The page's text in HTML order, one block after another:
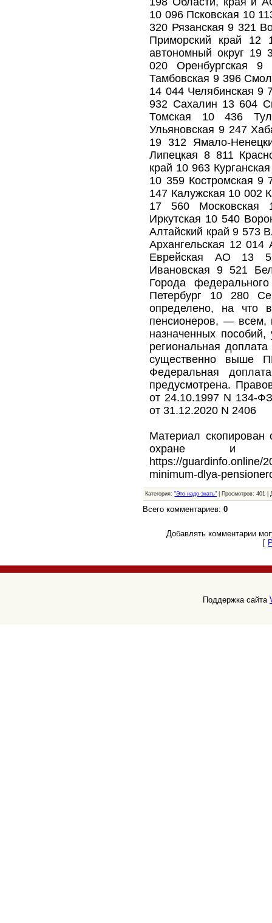
10 096 Псковская 10
320 Рязанская 9 321
Приморский край 12
автономный округ 19
020 Оренбургская 9
Тамбовская 9 396
14 044 Челябинская 9
932 Сахалин 13 604
Томская 10 436
Ульяновская 9 247
19 312 Ямало-
Липецкая 8 811
край 10 963
10 359 Костромская 9
147 Калужская 10 002
17 560 Московская
Иркутская 10 540
Алтайский край 9 573
Архангельская 12 014
Еврейская АО 13
Ивановская 9 521
Города
Петербург 10 280
определено, на что
пенсионеров, — всем,
назначенных
региональная
существенно выше
Федеральная
предусмотрена.
от 24.10.1997 N 134-
от 31.12.2020 N 2406
Материал скопирован
охране и
https://guardinfo.online/
minimum-dlya-
Категория:"Это надо знать" | Просмотров: 401 |
Всего комментариев:0
Добавлять комментарии
[
Поддержка сайта